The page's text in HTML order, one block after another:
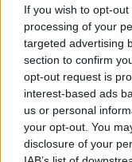
If you wish to opt-
processing of your
targeted advertising
section to confirm
opt-out request is
interest-based ads
us or personal
your opt-out. You
disclosure of your